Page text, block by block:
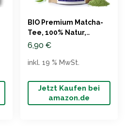
BIO Premium Matcha-
Tee, 100% Natur,
Steinmühlen
6,90 €
Jetzt Kaufen bei
amazon.de
inkl. 19 % MwSt.